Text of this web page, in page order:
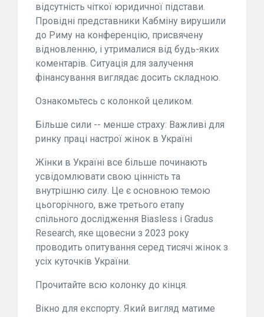
відсутність чіткої юридичної підстави.
Провідні представники Кабміну вирушили
до Риму на конференцію, присвячену
відновленню, і утрималися від будь-яких
коментарів. Ситуація для залучення
фінансування виглядає досить складною.
Ознакомьтесь с колонкой целиком.
Більше сили -- менше страху: Важливі для
ринку праці настрої жінок в Україні
Жінки в Україні все більше починають
усвідомлювати свою цінність та
внутрішню силу. Це є основною темою
цьогорічного, вже третього етапу
спільного дослідження Biasless і Gradus
Research, яке щовесни з 2023 року
проводить опитування серед тисячі жінок з
усіх куточків України.
Прочитайте всю колонку до кінця.
Вікно для експорту. Який вигляд матиме